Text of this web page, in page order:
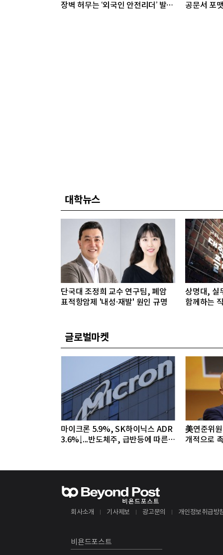
장벽 허무는 ‘외국인 안전리더’ 발대
공문서 포
대학뉴스
단국대 조정희 교수 연구팀, 폐암
표적항암제 '내성·재발' 원인 규명
상명대, 실
함께하는
글로벌마켓
마이크론 5.9%, SK하이닉스 ADR
3.6%↓...반도체주, 급반등에 따른
美연준위
개적으로
회사소개 기사제보 광고문의 개인정보취급방
비욘드포스트